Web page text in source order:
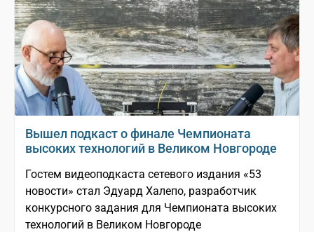
Вышел подкаст о финале Чемпионата
высоких технологий в Великом Новгороде
Гостем видеоподкаста сетевого издания «53
новости» стал Эдуард Халепо, разработчик
конкурсного задания для Чемпионата высоких
технологий в Великом Новгороде